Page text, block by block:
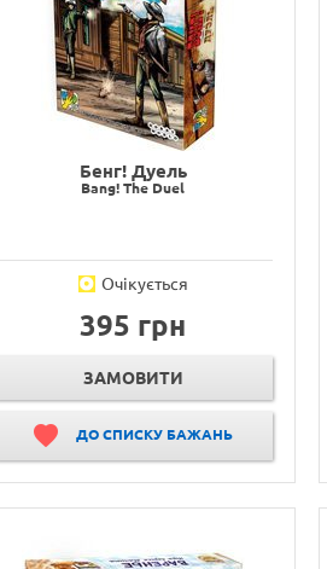
Бенг! Дуель
Bang! The Duel
Очікується
395 грн
ЗАМОВИТИ
ДО СПИСКУ БАЖАНЬ